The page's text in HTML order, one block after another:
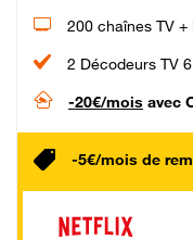
200 chaînes TV +
2 Décodeurs TV 6
-20€/mois avec
-5€/mois de